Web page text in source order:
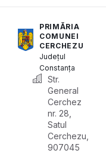
PRIMĂRIA
COMUNEI
CERCHEZU
Județul
Constanța
Str.
General
Cerchez
nr. 28,
Satul
Cerchezu,
907045